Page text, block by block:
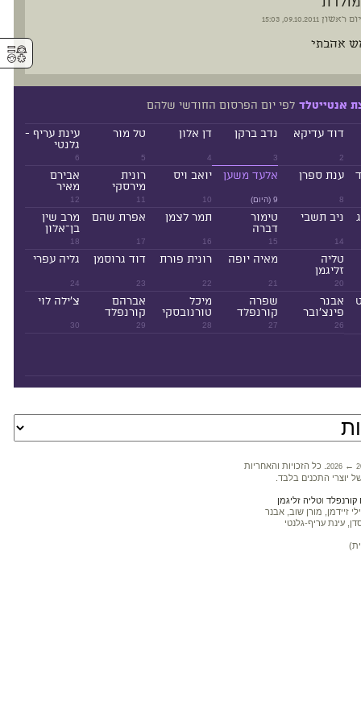
יום ראשון
אהבתי
אנטייטלד לפי יום הפרסום החודשי שלהם
2
דוד עדיקא
3
נדב ברקן
4
דן אלון
5
טל מור
6
עינת עריף -
גלנטי
8
ענת ספרן
9 (היום)
אלעד משען
10
יואב ויס
11
רונית
מירסקי
12
אבירם
מאיר
14
ניב תשבי
15
טימור
דברה
16
תמר לצמן
17
אפרת שהם
18
מרב שין
בן־אלון
20
טליה
זליגמן
21
מאיה יופה
22
רונית פורת
23
דוד גרוסמן
24
גליה עפרי
26
אבנר
פינצ'ובר
27
שפרה
קורנפלד
28
מיכל
טורנובסקי
29
אברהם
קורנפלד
30
צ'ילה לוי
2026 ←
. כל הזכויות והאחריות
יוצרי התכנים בלבד.
וטליה זליגמן
זיידמן, מורן שוב, אבנר
עינת עריף-גלנטי
⚥︎